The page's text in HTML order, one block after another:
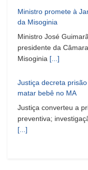
Ministro promete à
da Misoginia
Ministro José
presidente da
Misoginia [...]
Justiça decreta
matar bebê no MA
Justiça converteu a
preventiva;
[...]